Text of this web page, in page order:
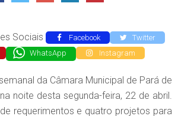
Sociais Facebook
Twitter
WhatsApp Instagram
da Câmara Municipal de Pará de
noite desta segunda-feira, 22 de abril.
requerimentos e quatro projetos para